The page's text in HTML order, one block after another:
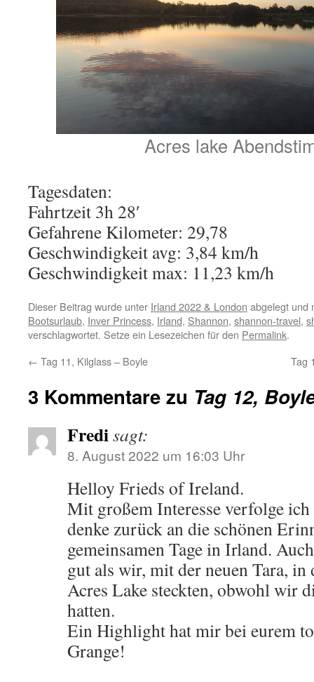
Acres lake
Tagesdaten:
Fahrtzeit 3h 28′
Gefahrene Kilometer: 29,78
Geschwindigkeit avg: 3,84 km/h
Geschwindigkeit max: 11,23 km/h
Dieser Beitrag wurde unter Irland 2022 & London abgelegt und
Bootsurlaub, Inver Princess, Irland, Shannon, shannon-travel,
verschlagwortet. Setze ein Lesezeichen für den Permalink.
← Tag 11, Kilglass – Boyle Tag
3 Kommentare zu Tag 12,
Fredisagt:
8. August 2022 um 16:03 Uhr
Helloy Frieds of Ireland.
Mit großem Interesse verfolge ich
denke zurück an die schönen
gemeinsamen Tage in Irland.
gut als wir, mit der neuen Tara, in
Acres Lake steckten, obwohl wir
hatten.
Ein Highlight hat mir bei eurem
Grange!